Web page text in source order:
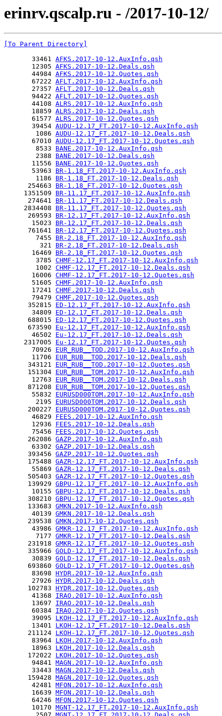
erinrv.qscalp.ru - /2017-10-12/
[To Parent Directory]
       33461
AFKS.2017-10-12.AuxInfo.qsh
       12305
AFKS.2017-10-12.Deals.qsh
       44984
AFKS.2017-10-12.Quotes.qsh
       67222
AFLT.2017-10-12.AuxInfo.qsh
       27357
AFLT.2017-10-12.Deals.qsh
       94422
AFLT.2017-10-12.Quotes.qsh
       44108
ALRS.2017-10-12.AuxInfo.qsh
       18859
ALRS.2017-10-12.Deals.qsh
       61577
ALRS.2017-10-12.Quotes.qsh
       39454
AUDU-12.17_FT.2017-10-12.AuxInfo.qsh
        1086
AUDU-12.17_FT.2017-10-12.Deals.qsh
       67010
AUDU-12.17_FT.2017-10-12.Quotes.qsh
        8533
BANE.2017-10-12.AuxInfo.qsh
        2388
BANE.2017-10-12.Deals.qsh
       11556
BANE.2017-10-12.Quotes.qsh
       53963
BR-1.18_FT.2017-10-12.AuxInfo.qsh
        1186
BR-1.18_FT.2017-10-12.Deals.qsh
      254663
BR-1.18_FT.2017-10-12.Quotes.qsh
     1351509
BR-11.17_FT.2017-10-12.AuxInfo.qsh
      274641
BR-11.17_FT.2017-10-12.Deals.qsh
     2834408
BR-11.17_FT.2017-10-12.Quotes.qsh
      269593
BR-12.17_FT.2017-10-12.AuxInfo.qsh
       15023
BR-12.17_FT.2017-10-12.Deals.qsh
      761641
BR-12.17_FT.2017-10-12.Quotes.qsh
        7455
BR-2.18_FT.2017-10-12.AuxInfo.qsh
         321
BR-2.18_FT.2017-10-12.Deals.qsh
       16469
BR-2.18_FT.2017-10-12.Quotes.qsh
        3785
CHMF-12.17_FT.2017-10-12.AuxInfo.qsh
        1002
CHMF-12.17_FT.2017-10-12.Deals.qsh
       16006
CHMF-12.17_FT.2017-10-12.Quotes.qsh
       51605
CHMF.2017-10-12.AuxInfo.qsh
       17241
CHMF.2017-10-12.Deals.qsh
       79479
CHMF.2017-10-12.Quotes.qsh
      352815
ED-12.17_FT.2017-10-12.AuxInfo.qsh
       34809
ED-12.17_FT.2017-10-12.Deals.qsh
      688015
ED-12.17_FT.2017-10-12.Quotes.qsh
      673590
Eu-12.17_FT.2017-10-12.AuxInfo.qsh
       46502
Eu-12.17_FT.2017-10-12.Deals.qsh
     2317005
Eu-12.17_FT.2017-10-12.Quotes.qsh
       70926
EUR_RUB__TOD.2017-10-12.AuxInfo.qsh
       11706
EUR_RUB__TOD.2017-10-12.Deals.qsh
      343121
EUR_RUB__TOD.2017-10-12.Quotes.qsh
      151304
EUR_RUB__TOM.2017-10-12.AuxInfo.qsh
       12763
EUR_RUB__TOM.2017-10-12.Deals.qsh
      871208
EUR_RUB__TOM.2017-10-12.Quotes.qsh
       55832
EURUSD000TOM.2017-10-12.AuxInfo.qsh
        2195
EURUSD000TOM.2017-10-12.Deals.qsh
      200227
EURUSD000TOM.2017-10-12.Quotes.qsh
       46829
FEES.2017-10-12.AuxInfo.qsh
       12936
FEES.2017-10-12.Deals.qsh
       75456
FEES.2017-10-12.Quotes.qsh
      262086
GAZP.2017-10-12.AuxInfo.qsh
       63302
GAZP.2017-10-12.Deals.qsh
      393456
GAZP.2017-10-12.Quotes.qsh
      175488
GAZR-12.17_FT.2017-10-12.AuxInfo.qsh
       55869
GAZR-12.17_FT.2017-10-12.Deals.qsh
      505403
GAZR-12.17_FT.2017-10-12.Quotes.qsh
      139929
GBPU-12.17_FT.2017-10-12.AuxInfo.qsh
       10155
GBPU-12.17_FT.2017-10-12.Deals.qsh
      308210
GBPU-12.17_FT.2017-10-12.Quotes.qsh
      133683
GMKN.2017-10-12.AuxInfo.qsh
       40139
GMKN.2017-10-12.Deals.qsh
      239538
GMKN.2017-10-12.Quotes.qsh
       43986
GMKR-12.17_FT.2017-10-12.AuxInfo.qsh
        7177
GMKR-12.17_FT.2017-10-12.Deals.qsh
      231918
GMKR-12.17_FT.2017-10-12.Quotes.qsh
      335966
GOLD-12.17_FT.2017-10-12.AuxInfo.qsh
       30839
GOLD-12.17_FT.2017-10-12.Deals.qsh
      693860
GOLD-12.17_FT.2017-10-12.Quotes.qsh
       83698
HYDR.2017-10-12.AuxInfo.qsh
       27926
HYDR.2017-10-12.Deals.qsh
      102783
HYDR.2017-10-12.Quotes.qsh
       41368
IRAO.2017-10-12.AuxInfo.qsh
       13697
IRAO.2017-10-12.Deals.qsh
       60384
IRAO.2017-10-12.Quotes.qsh
       39095
LKOH-12.17_FT.2017-10-12.AuxInfo.qsh
       13401
LKOH-12.17_FT.2017-10-12.Deals.qsh
      211124
LKOH-12.17_FT.2017-10-12.Quotes.qsh
       83964
LKOH.2017-10-12.AuxInfo.qsh
       18963
LKOH.2017-10-12.Deals.qsh
      172022
LKOH.2017-10-12.Quotes.qsh
       94841
MAGN.2017-10-12.AuxInfo.qsh
       33443
MAGN.2017-10-12.Deals.qsh
      159428
MAGN.2017-10-12.Quotes.qsh
       42481
MFON.2017-10-12.AuxInfo.qsh
       16639
MFON.2017-10-12.Deals.qsh
       64246
MFON.2017-10-12.Quotes.qsh
       10170
MGNT-12.17_FT.2017-10-12.AuxInfo.qsh